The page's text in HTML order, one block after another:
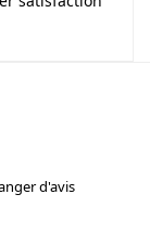
d'avis